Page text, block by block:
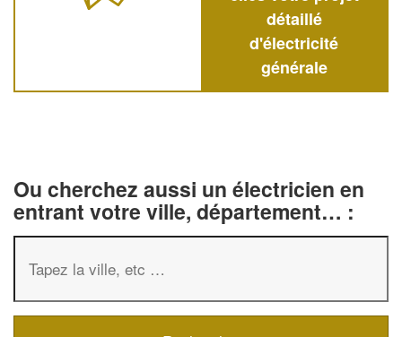
détaillé
d'électricité
générale
Ou cherchez aussi un électricien en
entrant votre ville, département… :